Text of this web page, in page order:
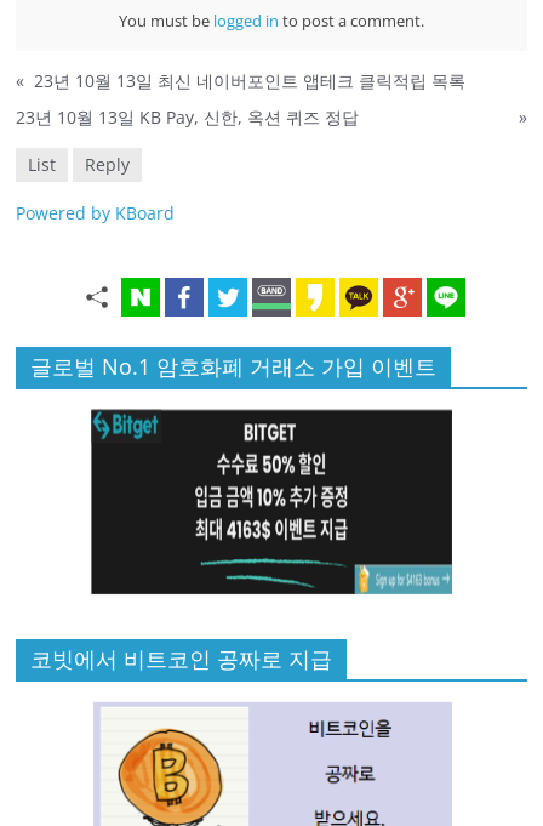
You must be logged in to post a comment.
« 23년 10월 13일 최신 네이버포인트 앱테크 클릭적립 목록
23년 10월 13일 KB Pay, 신한, 옥션 퀴즈 정답
»
List Reply
Powered by KBoard
글로벌 No.1 암호화폐 거래소 가입 이벤트
코빗에서 비트코인 공짜로 지급